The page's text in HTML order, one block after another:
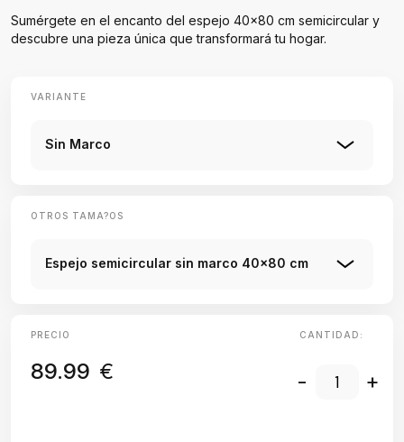
Sumérgete en el encanto del espejo 40x80 cm semicircular y
descubre una pieza única que transformará tu hogar.
VARIANTE
Sin Marco
OTROS TAMA?OS
Espejo semicircular sin marco 40x80 cm
PRECIO
89.99 €
CANTIDAD:
- +